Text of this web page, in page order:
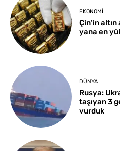
EKONOMI
Çin’in
yana en
DÜNYA
Rusya:
taşıyan 3
vurduk